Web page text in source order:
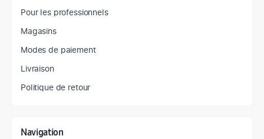
Pour les professionnels
Magasins
Modes de paiement
Livraison
Politique de retour
Navigation